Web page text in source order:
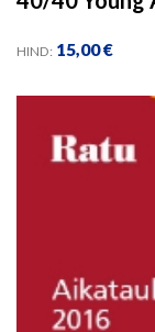
HIND: 15,00€